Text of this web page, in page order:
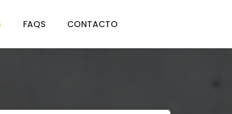
FAQS CONTACTO